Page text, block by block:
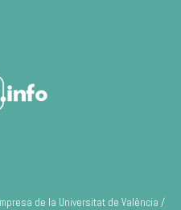
de la Universitat de València /